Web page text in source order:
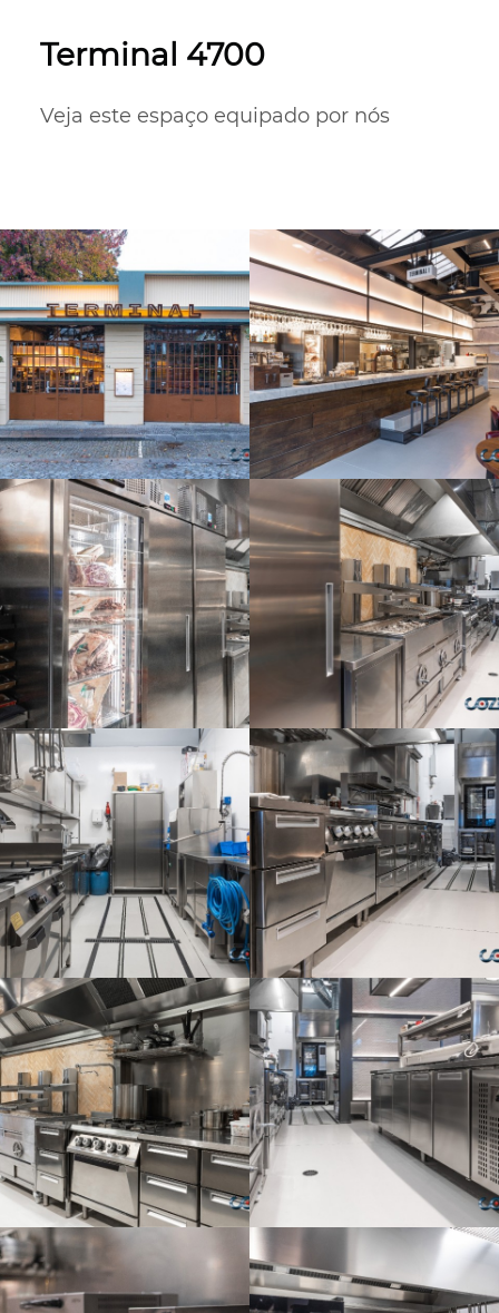
Terminal 4700
Veja este espaço equipado por nós